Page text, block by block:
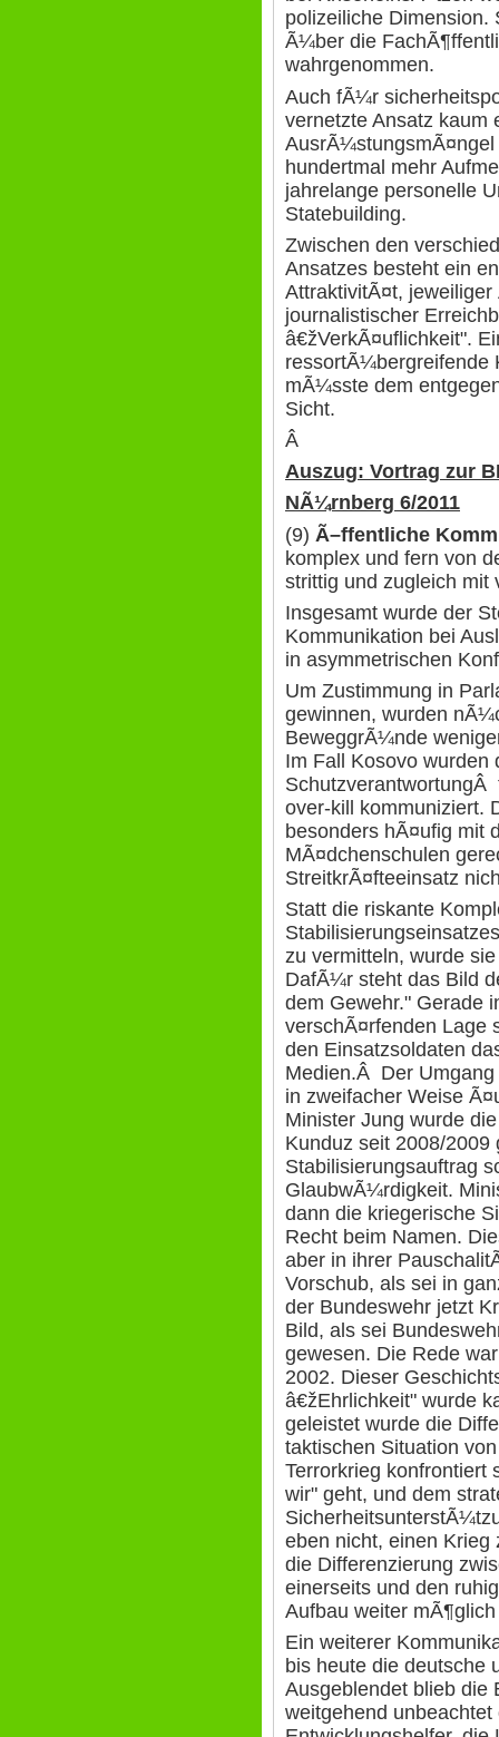
polizeiliche Dimension.
Ã¼ber die
wahrgenommen.
Auch fÃ¼r
vernetzte Ansatz kaum
hundertmal mehr
jahrelange personelle
Statebuilding.
Zwischen den
Ansatzes besteht ein
AttraktivitÃ¤t,
journalistischer
â€žVerkÃ¤uflichkeit".
ressortÃ¼bergreifende
mÃ¼sste dem
Sicht.
Â
Auszug: Vortrag zur
NÃ¼rnberg 6/2011
(9) Ã–ffentliche
komplex und fern von
strittig und zugleich mit
Insgesamt wurde der
Kommunikation bei
in asymmetrischen
Um Zustimmung in
gewinnen, wurden
BeweggrÃ¼nde
Im Fall Kosovo wurden
SchutzverantwortungÂ
over-kill kommuniziert.
besonders hÃ¤ufig mit
MÃ¤dchenschulen
StreitkrÃ¤fteeinsatz
Statt die riskante
zu vermitteln, wurde
DafÃ¼r steht das Bild
dem Gewehr." Gerade
verschÃ¤rfenden Lage
den Einsatzsoldaten
Medien.Â Der
in zweifacher Weise
Minister Jung wurde
Kunduz seit 2008/
Stabilisierungsauftrag
GlaubwÃ¼rdigkeit.
dann die kriegerische
Recht beim Namen.
aber in ihrer
Vorschub, als sei in
der Bundeswehr jetzt
Bild, als sei
gewesen. Die Rede
2002. Dieser
â€žEhrlichkeit" wurde
geleistet wurde die
taktischen Situation
Terrorkrieg konfrontiert
wir" geht, und dem
eben nicht, einen Krieg
die Differenzierung
einerseits und den
Aufbau weiter
Ein weiterer
bis heute die deutsche
Ausgeblendet blieb die
weitgehend